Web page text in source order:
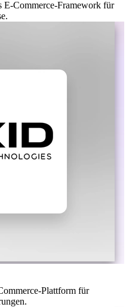
E-Commerce-Framework für
Plattform für